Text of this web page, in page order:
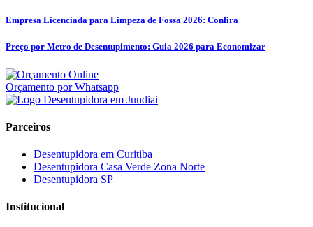
Empresa Licenciada para Limpeza de Fossa 2026: Confira
Preço por Metro de Desentupimento: Guia 2026 para Economizar
Orçamento por Whatsapp
Parceiros
Desentupidora em Curitiba
Desentupidora Casa Verde Zona Norte
Desentupidora SP
Institucional